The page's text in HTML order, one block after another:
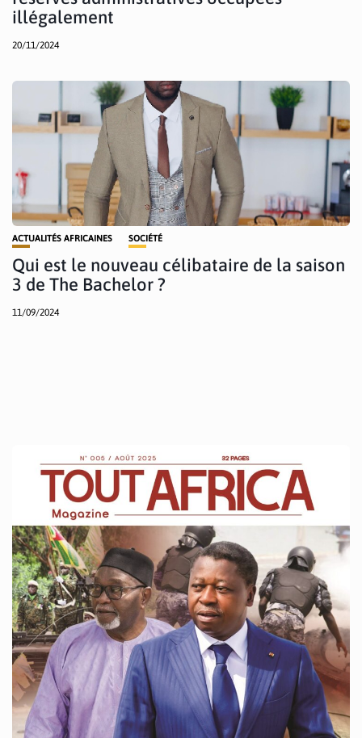
illégalement
20/11/2024
ACTUALITÉS AFRICAINES SOCIÉTÉ
Qui est le nouveau célibataire de la saison
3 de The Bachelor ?
11/09/2024